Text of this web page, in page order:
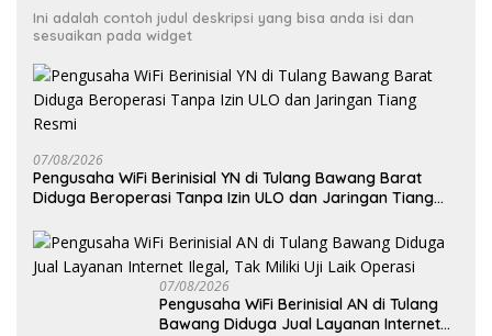
Ini adalah contoh judul deskripsi yang bisa anda isi dan
sesuaikan pada widget
07/08/2026
Pengusaha WiFi Berinisial YN di Tulang Bawang Barat
Diduga Beroperasi Tanpa Izin ULO dan Jaringan Tiang
07/08/2026
Pengusaha WiFi Berinisial AN di Tulang
Bawang Diduga Jual Layanan Internet